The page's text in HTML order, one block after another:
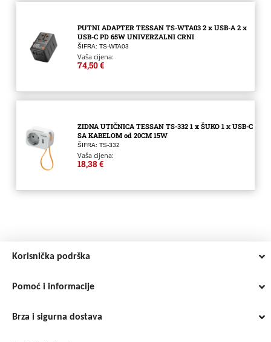
PUTNI ADAPTER TESSAN TS-WTA03 2 x USB-A 2 x
USB-C PD 65W UNIVERZALNI CRNI
ŠIFRA: TS-WTA03
Vaša cijena:
74,50 €
ZIDNA UTIČNICA TESSAN TS-332 1 x ŠUKO 1 x USB-C
SA KABELOM od 20CM 15W
ŠIFRA: TS-332
Vaša cijena:
18,38 €
Korisnička podrška
Pomoć i informacije
Brza i sigurna dostava